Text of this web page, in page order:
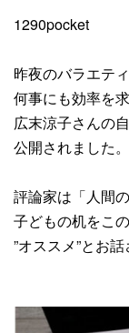
1290pocket
昨夜のバラエテ
何事にも効率を
広末涼子さんの
公開されました。
評論家は「人間
子どもの机をこ
”オススメ”とお